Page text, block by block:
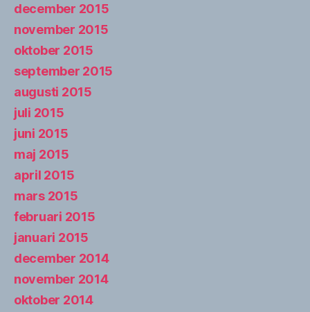
december 2015
november 2015
oktober 2015
september 2015
augusti 2015
juli 2015
juni 2015
maj 2015
april 2015
mars 2015
februari 2015
januari 2015
december 2014
november 2014
oktober 2014